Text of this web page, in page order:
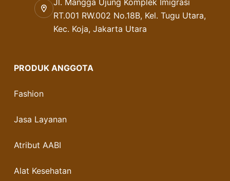
RT.001 RW.002 No.18B, Kel. Tugu Utara,
Kec. Koja, Jakarta Utara
PRODUK ANGGOTA
Fashion
Jasa Layanan
Atribut AABI
Alat Kesehatan